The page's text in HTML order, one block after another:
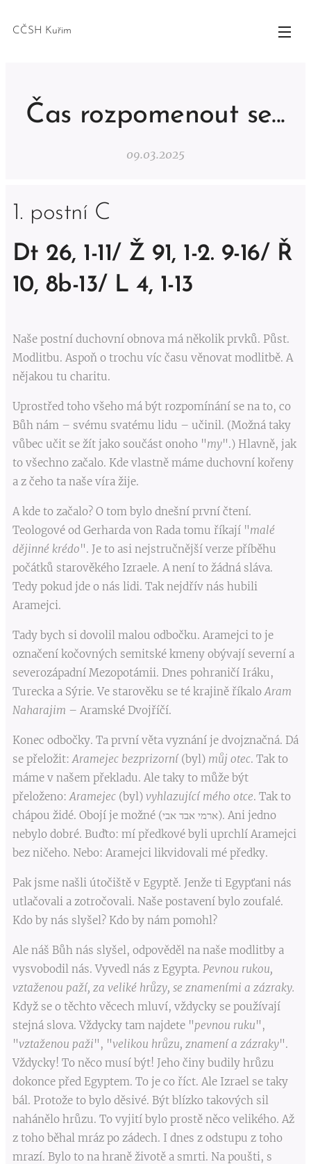
CČSH Kuřim
Čas rozpomenout se...
09.03.2025
1. postní C
Dt 26, 1-11/ Ž 91, 1-2. 9-16/ Ř
10, 8b-13/ L 4, 1-13
Naše postní duchovní obnova má několik prvků. Půst.
Modlitbu. Aspoň o trochu víc času věnovat modlitbě. A
nějakou tu charitu.
Uprostřed toho všeho má být rozpomínání se na to, co
Bůh nám – svému svatému lidu – učinil. (Možná taky
vůbec učit se žít jako součást onoho "my".) Hlavně, jak
to všechno začalo. Kde vlastně máme duchovní kořeny
a z čeho ta naše víra žije.
A kde to začalo? O tom bylo dnešní první čtení.
Teologové od Gerharda von Rada tomu říkají "malé
dějinné krédo". Je to asi nejstručnější verze příběhu
počátků starověkého Izraele. A není to žádná sláva.
Tedy pokud jde o nás lidi. Tak nejdřív nás hubili
Aramejci.
Tady bych si dovolil malou odbočku. Aramejci to je
označení kočovných semitské kmeny obývají severní a
severozápadní Mezopotámii. Dnes pohraničí Iráku,
Turecka a Sýrie. Ve starověku se té krajině říkaloAram
Naharajim – Aramské Dvojříčí.
Konec odbočky. Ta první věta vyznání je dvojznačná. Dá
se přeložit:Aramejec bezprizorní(byl) můj otec. Tak to
máme v našem překladu. Ale taky to může být
přeloženo:Aramejec (byl) vyhlazující mého otce. Tak to
chápou židé. Obojí je možné (ארמי אבד אבי). Ani jedno
nebylo dobré. Buďto: mí předkové byli uprchlí Aramejci
bez ničeho. Nebo: Aramejci likvidovali mé předky.
Pak jsme našli útočiště v Egyptě. Jenže ti Egypťani nás
utlačovali a zotročovali. Naše postavení bylo zoufalé.
Kdo by nás slyšel? Kdo by nám pomohl?
Ale náš Bůh nás slyšel, odpověděl na naše modlitby a
vysvobodil nás. Vyvedl nás z Egypta. Pevnou rukou,
vztaženou paží, za veliké hrůzy, se znameními a zázraky.
Když se o těchto věcech mluví, vždycky se používají
stejná slova. Vždycky tam najdete "pevnou ruku",
"vztaženou paži", "velikou hrůzu, znamení a zázraky".
Vždycky! To něco musí být! Jeho činy budily hrůzu
dokonce před Egyptem. To je co říct. Ale Izrael se taky
bál. Protože to bylo děsivé. Být blízko takových sil
nahánělo hrůzu. To vyjití bylo prostě něco velikého. Až
z toho běhal mráz po zádech. I dnes z odstupu z toho
mrazí. Bylo to na hraně životě a smrti. Na poušti, s